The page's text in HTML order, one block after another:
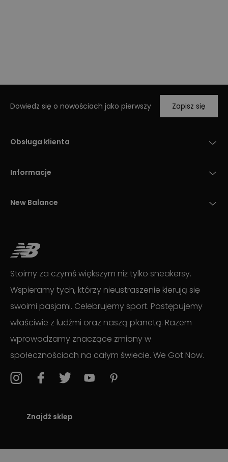
Dowiedz się o nowościach jako pierwszy Zapisz się
Obsługa klienta
Informacje
New Balance
Stoimy za czymś większym niż tylko sneakersy.
Wspieramy tych, którzy nieustraszenie kierują się
swoimi pasjami. Celebrujemy sport. Postępujemy
właściwie z ludźmi oraz naszą planetą. Razem
wprowadzamy znaczące zmiany w
społecznościach na całym świecie. We Got Now.
Znajdź sklep